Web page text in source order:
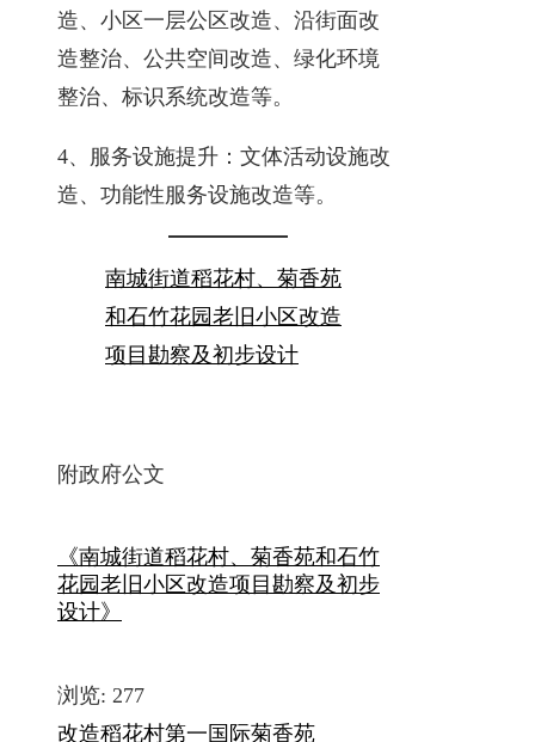
造、小区一层公区改造、沿街面改
造整治、公共空间改造、绿化环境
整治、标识系统改造等。
4、服务设施提升：文体活动设施改
造、功能性服务设施改造等。
南城街道稻花村、菊香苑
和石竹花园老旧小区改造
项目勘察及初步设计
附政府公文
《南城街道稻花村、菊香苑和石竹
花园老旧小区改造项目勘察及初步
设计》
浏览: 277
改造稻花村第一国际菊香苑